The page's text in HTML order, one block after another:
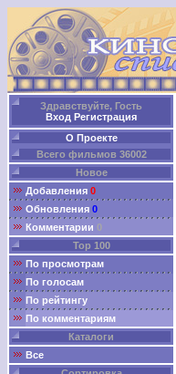
Здравствуйте, Гость
Вход Регистрация
О Проекте
Всего фильмов 36002
Новое
Добавления 0
Обновления 0
Комментарии 0
Top 100
По просмотрам
По голосам
По рейтингу
По комментариям
Каталоги
Все